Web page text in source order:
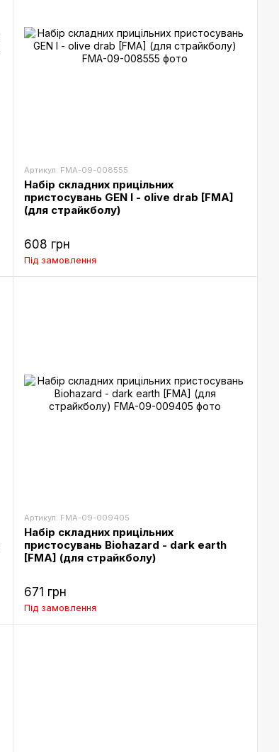
Артикул: FMA-09-008555
Набір складних прицільних
пристосувань GEN I - olive drab [FMA]
(для страйкболу)
608 грн
Під замовлення
Артикул: FMA-09-009405
Набір складних прицільних
пристосувань Biohazard - dark earth
[FMA] (для страйкболу)
671 грн
Під замовлення